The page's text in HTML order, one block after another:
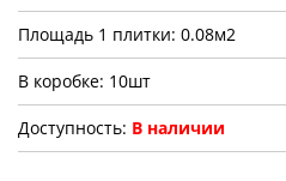
Площадь 1 плитки: 0.08м2
В коробке: 10шт
Доступность: В наличии